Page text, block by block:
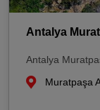
Antalya
Antalya
Muratpaşa